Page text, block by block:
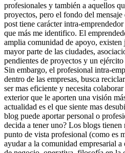
profesionales y también a aquellos
proyectos, pero el fondo del
post tiene carácter intra-
que más me identifico. El
amplia comunidad de apoyo, existen
mayor parte de las ciudades,
pendientes de proyectos y un
Sin embargo, el profesional intra-
dentro de las empresas, busca
ser mas eficiente y necesita
exterior que le aporten una visión
actualidad es el que siente mas
blog puede aportar personal o
decida a tener uno? Los blogs
punto de vista profesional (como es
ayudar a la comunidad empresarial